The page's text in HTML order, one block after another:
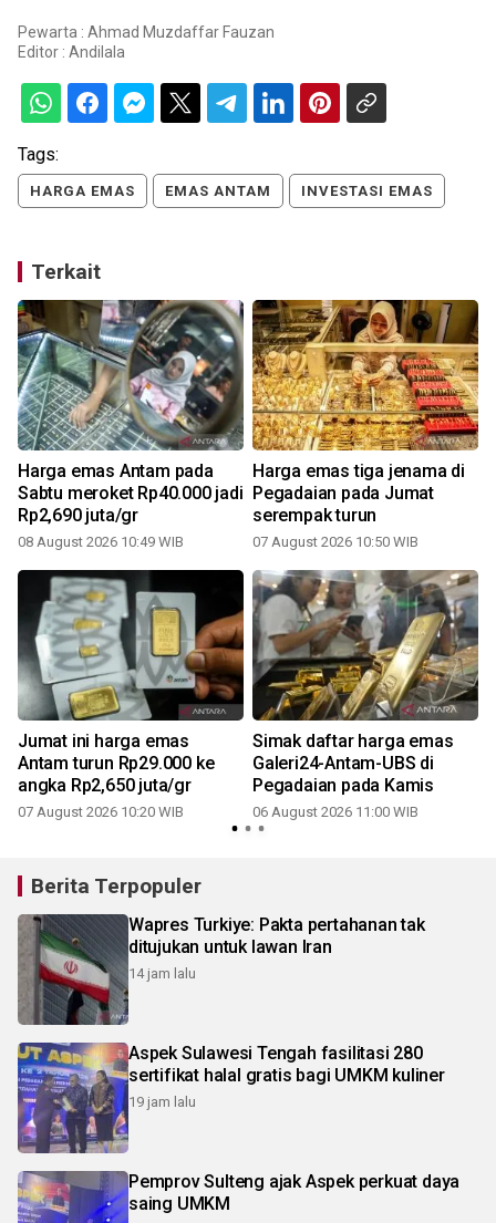
Pewarta : Ahmad Muzdaffar Fauzan
Editor : Andilala
Tags:
HARGA EMAS EMAS ANTAM INVESTASI EMAS
Terkait
Harga emas Antam pada
Sabtu meroket Rp40.000 jadi
Rp2,690 juta/gr
08 August 2026 10:49 WIB
Harga emas tiga jenama di
Pegadaian pada Jumat
serempak turun
07 August 2026 10:50 WIB
Jumat ini harga emas
Antam turun Rp29.000 ke
angka Rp2,650 juta/gr
07 August 2026 10:20 WIB
Simak daftar harga emas
Galeri24-Antam-UBS di
Pegadaian pada Kamis
06 August 2026 11:00 WIB
Berita Terpopuler
Wapres Turkiye: Pakta pertahanan tak
ditujukan untuk lawan Iran
14 jam lalu
Aspek Sulawesi Tengah fasilitasi 280
sertifikat halal gratis bagi UMKM kuliner
19 jam lalu
Pemprov Sulteng ajak Aspek perkuat daya
saing UMKM